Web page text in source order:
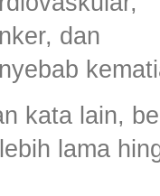
dan
kata lain,
lama